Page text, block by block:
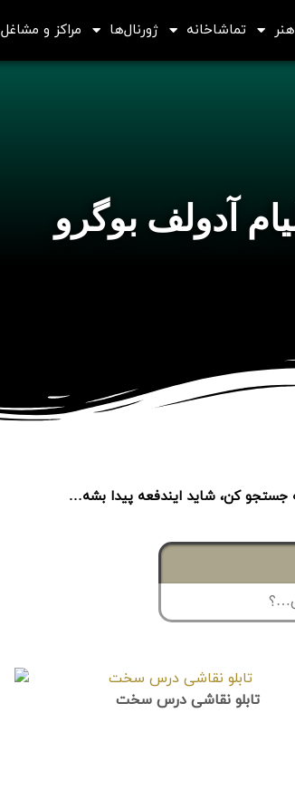
تماشاخانه ژورنال‌ها مراکز و مشاغل
جستجو کن، شاید ایندفعه پیدا بشه…
تابلو نقاشی درس سخت